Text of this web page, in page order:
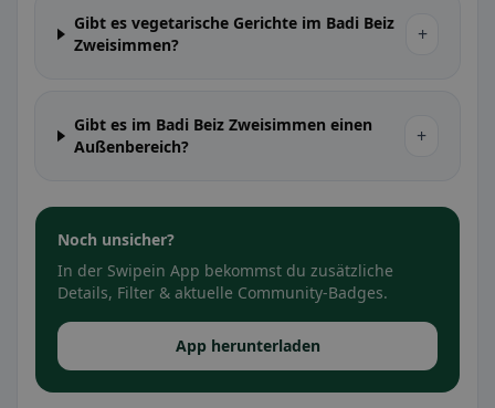
Gibt es vegetarische Gerichte im Badi Beiz
Zweisimmen?
+
Gibt es im Badi Beiz Zweisimmen einen
Außenbereich?
+
Noch unsicher?
In der Swipein App bekommst du zusätzliche
Details, Filter & aktuelle Community-Badges.
App herunterladen